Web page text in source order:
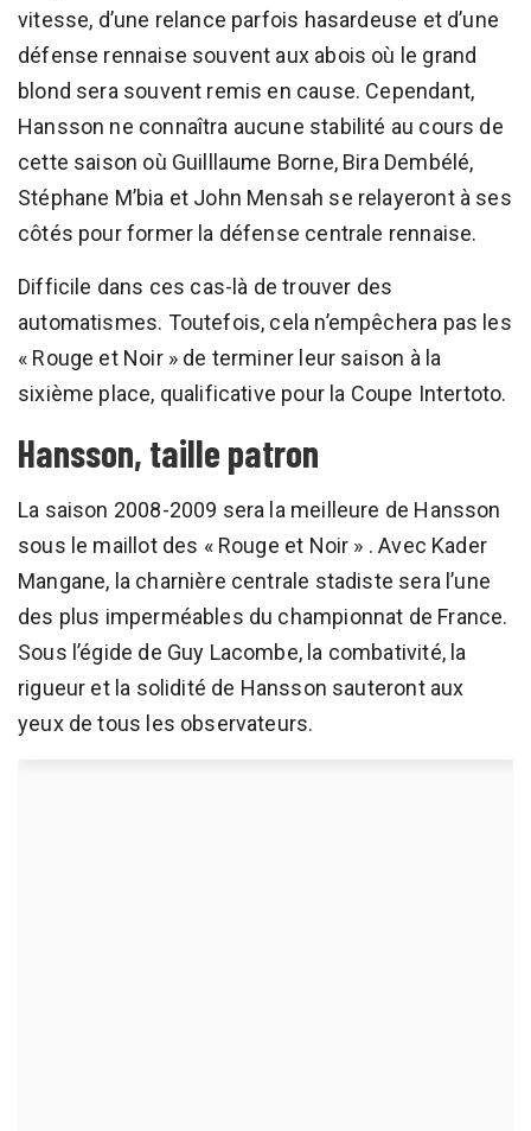
vitesse, d’une relance parfois hasardeuse et d’une
défense rennaise souvent aux abois où le grand
blond sera souvent remis en cause. Cependant,
Hansson ne connaîtra aucune stabilité au cours de
cette saison où Guilllaume Borne, Bira Dembélé,
Stéphane M’bia et John Mensah se relayeront à ses
côtés pour former la défense centrale rennaise.
Difficile dans ces cas-là de trouver des
automatismes. Toutefois, cela n’empêchera pas les
« Rouge et Noir » de terminer leur saison à la
sixième place, qualificative pour la Coupe Intertoto.
Hansson, taille patron
La saison 2008-2009 sera la meilleure de Hansson
sous le maillot des « Rouge et Noir » . Avec Kader
Mangane, la charnière centrale stadiste sera l’une
des plus imperméables du championnat de France.
Sous l’égide de Guy Lacombe, la combativité, la
rigueur et la solidité de Hansson sauteront aux
yeux de tous les observateurs.